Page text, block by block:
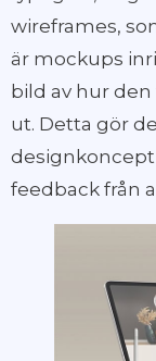
wireframes,
är mockups
bild av hur
ut. Detta gör
feedback från